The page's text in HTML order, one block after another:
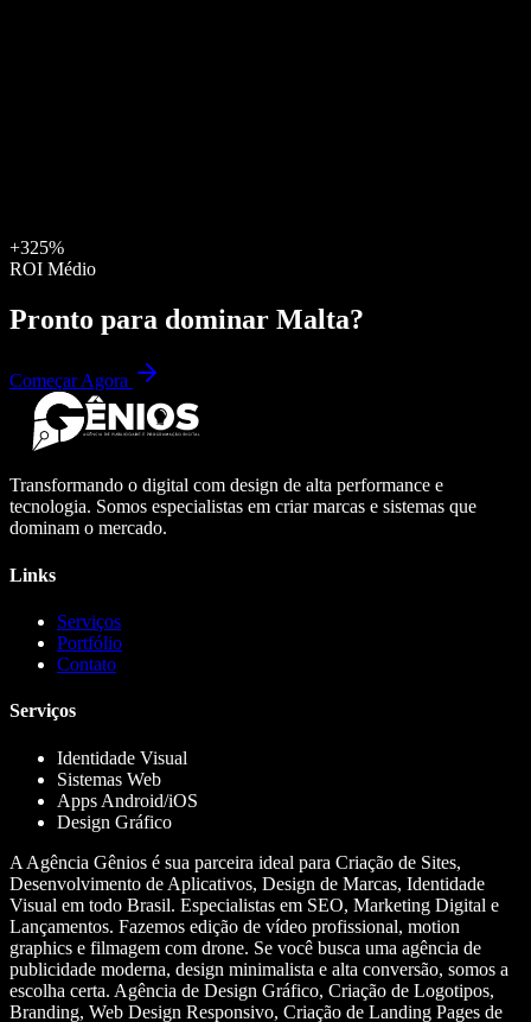
+325%
ROI Médio
Pronto para dominar Malta?
Começar Agora
Transformando o digital com design de alta performance e
tecnologia. Somos especialistas em criar marcas e sistemas que
dominam o mercado.
Links
Serviços
Portfólio
Contato
Serviços
Identidade Visual
Sistemas Web
Apps Android/iOS
Design Gráfico
A Agência Gênios é sua parceira ideal para Criação de Sites,
Desenvolvimento de Aplicativos, Design de Marcas, Identidade
Visual em todo Brasil. Especialistas em SEO, Marketing Digital e
Lançamentos. Fazemos edição de vídeo profissional, motion
graphics e filmagem com drone. Se você busca uma agência de
publicidade moderna, design minimalista e alta conversão, somos a
escolha certa. Agência de Design Gráfico, Criação de Logotipos,
Branding, Web Design Responsivo, Criação de Landing Pages de